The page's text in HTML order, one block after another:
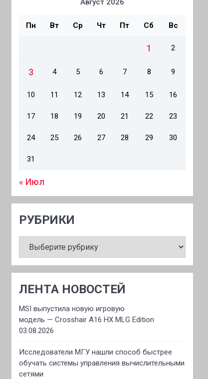
Август 2026
Пн Вт Ср Чт Пт Сб Вс
1 2
3 4 5 6 7 8 9
10 11 12 13 14 15 16
17 18 19 20 21 22 23
24 25 26 27 28 29 30
31
« Июл
РУБРИКИ
ЛЕНТА НОВОСТЕЙ
MSI выпустила новую игровую
модель — Crosshair A16 HX MLG Edition
03.08.2026
Исследователи МГУ нашли способ быстрее
обучать системы управления вычислительными
сетями